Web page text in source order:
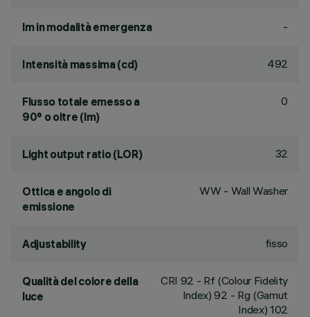
lm in modalità emergenza -
Intensità massima (cd) 492
Flusso totale emesso a
90° o oltre (lm)
0
Light output ratio (LOR) 32
Ottica e angolo di
emissione
WW - Wall Washer
Adjustability fisso
Qualità del colore della
luce
CRI 92 - Rf (Colour Fidelity
Index) 92 - Rg (Gamut
Index) 102